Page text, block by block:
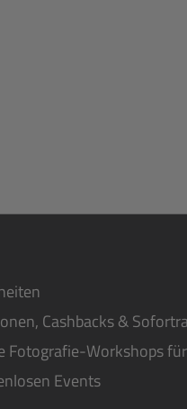
Cashbacks &
Fotografie-Workshops
Events